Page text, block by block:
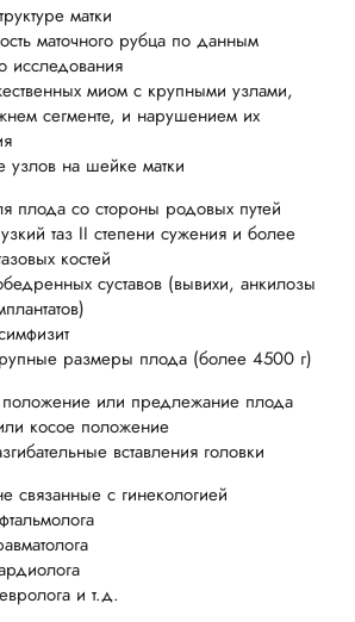
матки
маточного рубца по данным
исследования
миом с крупными узлами,
сегменте, и нарушением их
узлов на шейке матки
плода со стороны родовых путей
таз II степени сужения и более
костей
суставов (вывихи, анкилозы
размеры плода (более 4500 г)
или предлежание плода
косое положение
вставления головки
связанные с гинекологией
и т.д.